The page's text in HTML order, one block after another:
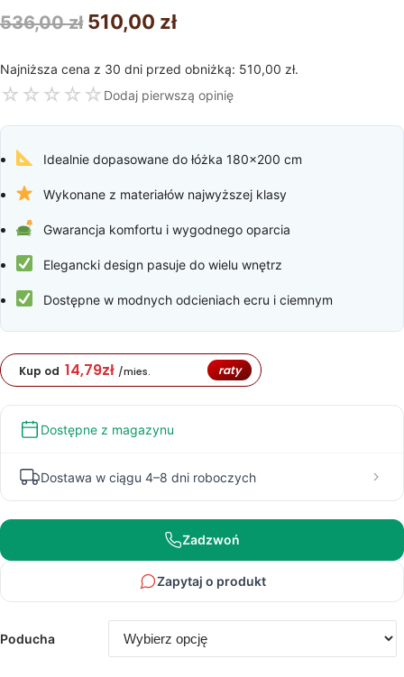
536,00zł Pierwotna
wynosiła:
510,00 złAktualna
wynosi:
Najniższa cena z 30 dni przed obniżką: 510,00 zł.
☆ ☆ ☆ ☆ ☆ Dodaj pierwszą opinię
Idealnie dopasowane do łóżka 180×200 cm
Wykonane z materiałów najwyższej klasy
Gwarancja komfortu i wygodnego oparcia
Elegancki design pasuje do wielu wnętrz
Dostępne w modnych odcieniach ecru i ciemnym
Kup od 14,79zł /mies. raty
Dostępne z magazynu
Dostawa w ciągu 4–8 dni roboczych
Zadzwoń
Zapytaj o produkt
Poducha